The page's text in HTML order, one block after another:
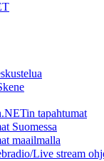
tapahtumat
Suomessa
maailmalla
Live stream